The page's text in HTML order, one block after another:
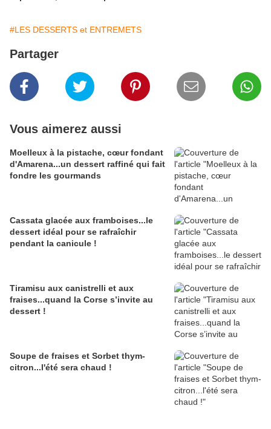
#LES DESSERTS et ENTREMETS
Partager
Vous aimerez aussi
Moelleux à la pistache, cœur fondant
d'Amarena...un dessert raffiné qui fait
fondre les gourmands
Cassata glacée aux framboises...le
dessert idéal pour se rafraîchir
pendant la canicule !
Tiramisu aux canistrelli et aux
fraises...quand la Corse s’invite au
dessert !
Soupe de fraises et Sorbet thym-
citron...l'été sera chaud !